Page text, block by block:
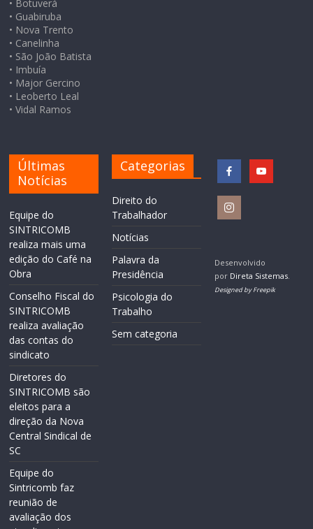
• Botuverá
• Guabiruba
• Nova Trento
• Canelinha
• São João Batista
• Imbuía
• Major Gercino
• Leoberto Leal
• Vidal Ramos
Últimas
Notícias
Equipe do
SINTRICOMB
realiza mais uma
edição do Café na
Obra
Conselho Fiscal do
SINTRICOMB
realiza avaliação
das contas do
sindicato
Diretores do
SINTRICOMB são
eleitos para a
direção da Nova
Central Sindical de
SC
Equipe do
Sintricomb faz
reunião de
avaliação dos
Categorias
Direito do
Trabalhador
Notícias
Palavra da
Presidência
Psicologia do
Trabalho
Sem categoria
Desenvolvido
por Direta Sistemas.
Designed by Freepik